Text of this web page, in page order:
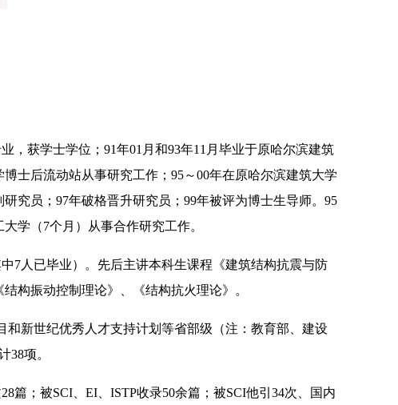
，获学士学位； 91年01 月和93年11 月毕业于原哈尔滨建筑
士后流动站从事研究工作； 95～00年在原哈尔滨建筑大学
究员； 97年破格晋升研究员； 99年被评为博士生导师。 95
大学（7个月）从事合作研究工作。
7人已毕业）。先后主讲本科生课程《建筑结构抗震与防
构振动控制理论》、《结构抗火理论》。
和新世纪优秀人才支持计划等省部级（注：教育部、建设
38项。
28篇；被SCI EI ISTP收录50余篇；被SCI他引 34次、国内